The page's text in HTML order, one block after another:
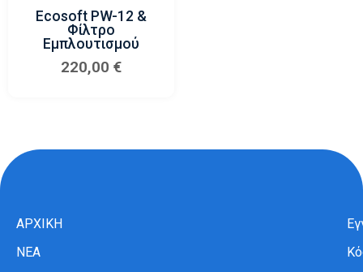
Ecosoft PW-12 &
Φίλτρο
Εμπλουτισμού
220,00€
ΑΡΧΙΚΗ
ΝΕΑ